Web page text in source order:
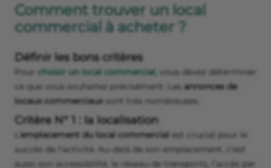
Comment trouver un local
commercial à acheter ?
Définir les bons critères
Pour choisir un local commercial , vous devez déterminer
ce que vous souhaitez précisément. Les annonces de
locaux commerciaux sont très nombreuses.
Critère N° 1 : la localisation
emplacement du local commercial est crucial pour le
succès de l’activité. Au-delà de son emplacement, c’est
aussi son accessibilité, le réseau de transports, l’accès par